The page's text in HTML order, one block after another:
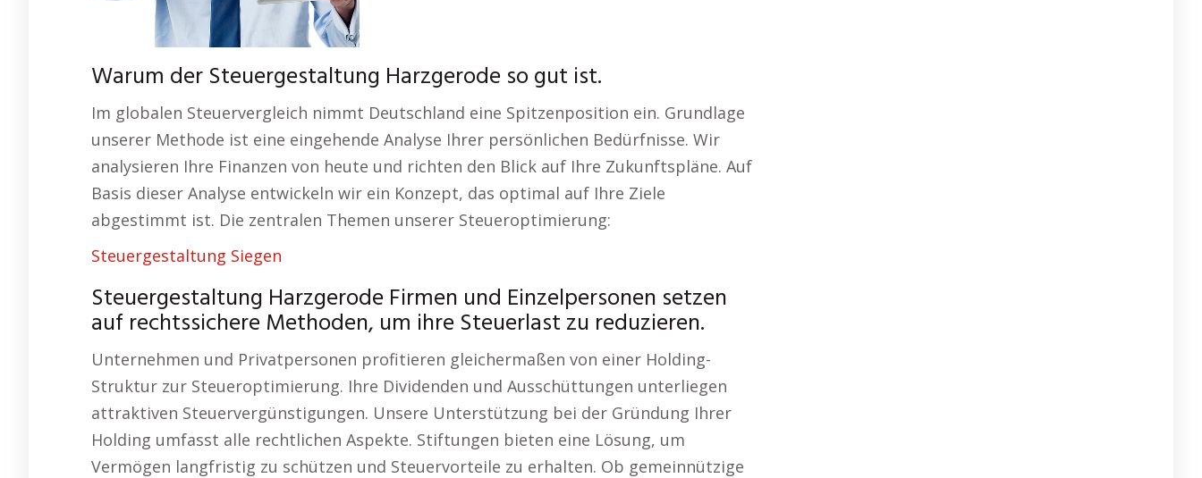
Warum der Steuergestaltung Harzgerode so gut ist.
Im globalen Steuervergleich nimmt Deutschland eine Spitzenposition ein. Grundlage
unserer Methode ist eine eingehende Analyse Ihrer persönlichen Bedürfnisse. Wir
analysieren Ihre Finanzen von heute und richten den Blick auf Ihre Zukunftspläne. Auf
Basis dieser Analyse entwickeln wir ein Konzept, das optimal auf Ihre Ziele
abgestimmt ist. Die zentralen Themen unserer Steueroptimierung:
Steuergestaltung Siegen
Steuergestaltung Harzgerode Firmen und Einzelpersonen setzen
auf rechtssichere Methoden, um ihre Steuerlast zu reduzieren.
Unternehmen und Privatpersonen profitieren gleichermaßen von einer Holding-
Struktur zur Steueroptimierung. Ihre Dividenden und Ausschüttungen unterliegen
attraktiven Steuervergünstigungen. Unsere Unterstützung bei der Gründung Ihrer
Holding umfasst alle rechtlichen Aspekte. Stiftungen bieten eine Lösung, um
Vermögen langfristig zu schützen und Steuervorteile zu erhalten. Ob gemeinnützige